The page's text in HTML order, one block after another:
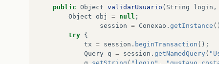
session = Conexao.getInstance ();
tx
session.delete(obj);
session flush();
sucesso
= true ;
public Object validarUsuario ( String login ,
Object
obj = null ;
session = Conexao . getInstance
try {
tx = session . beginTransaction ();
Query q = session . getNamedQuery (